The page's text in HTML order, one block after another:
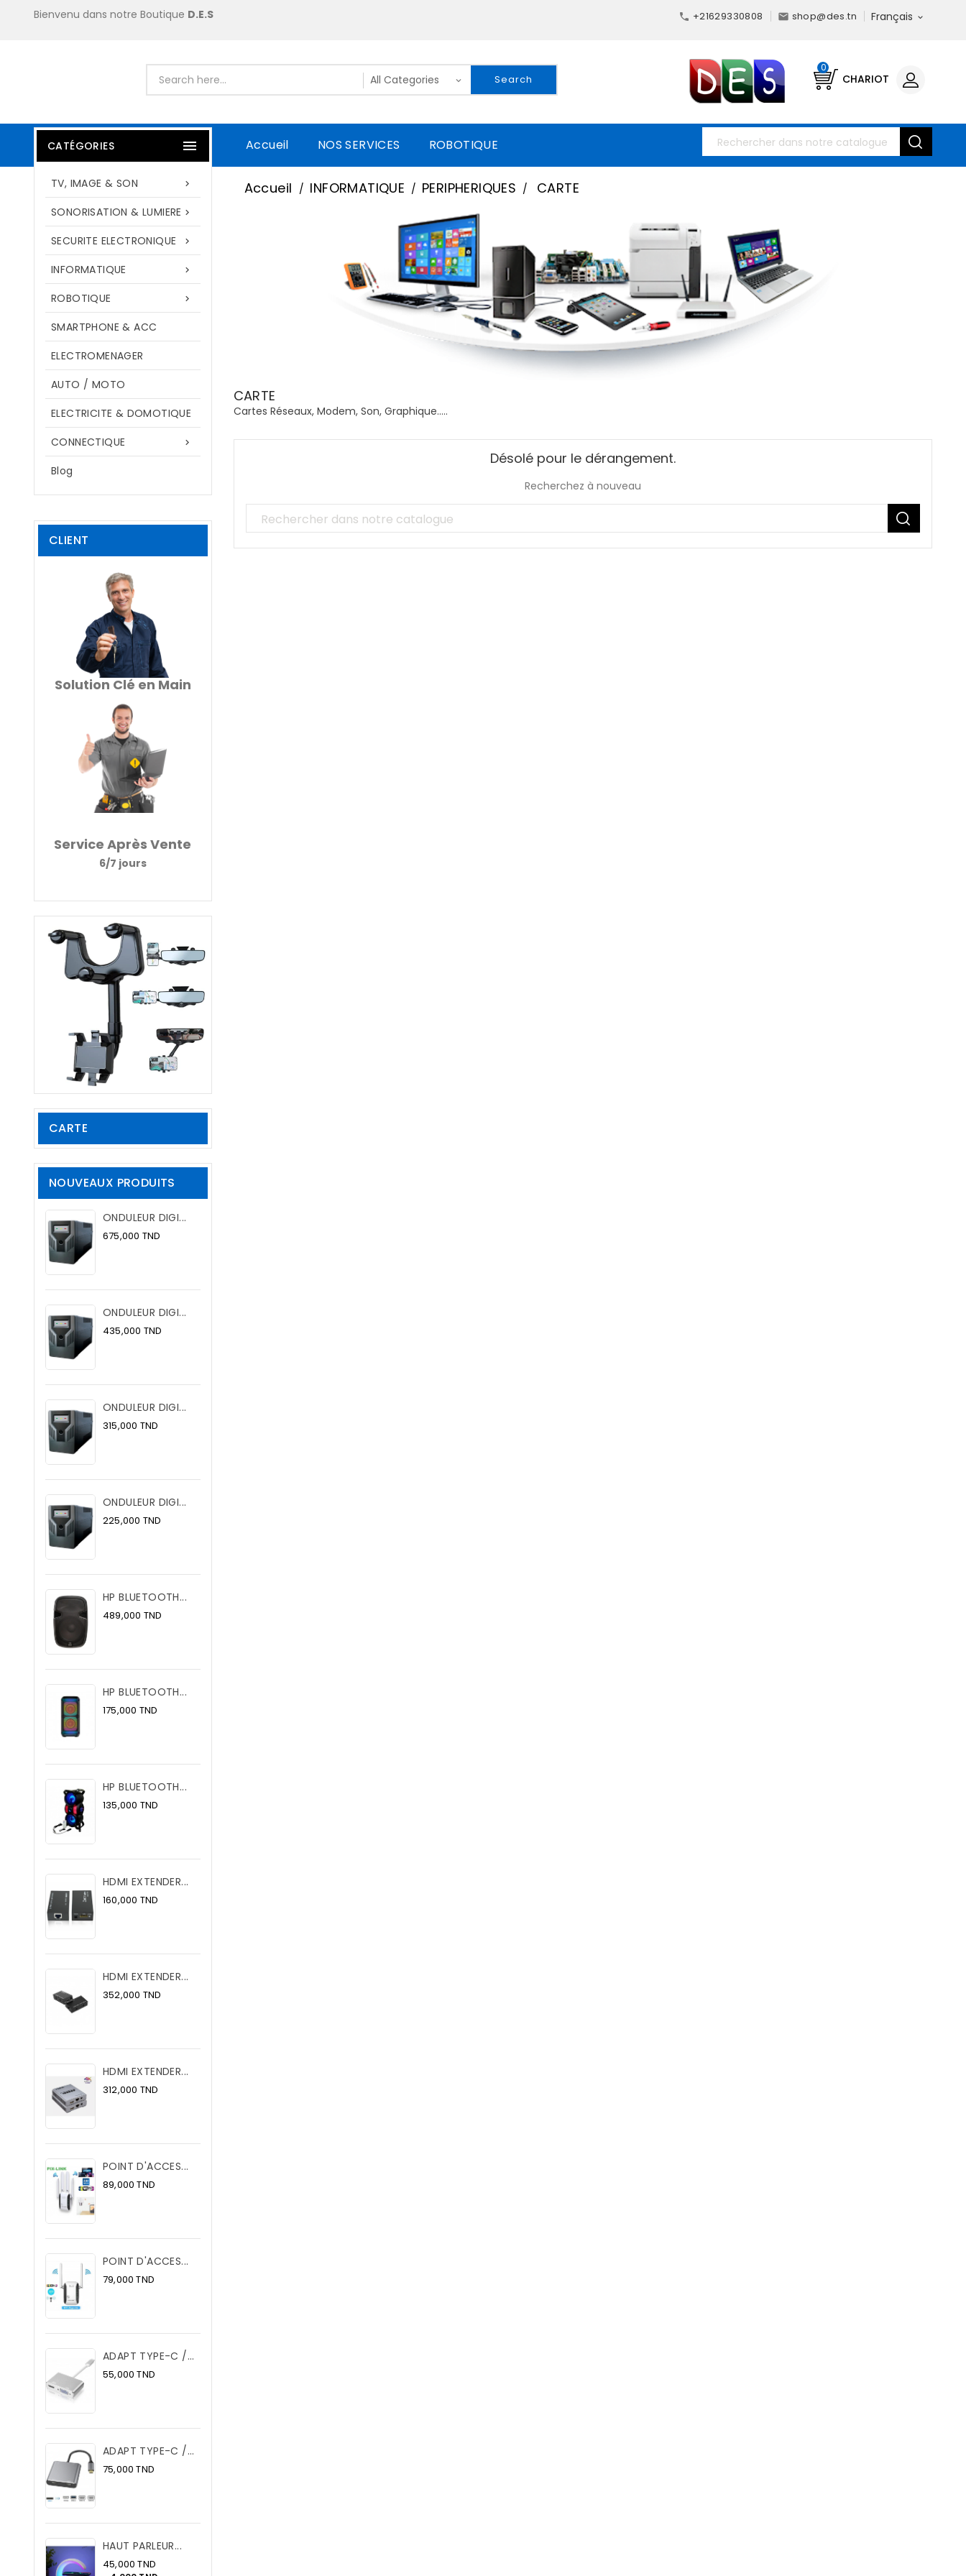
Bienvenu dans notre Boutique D.E.S Français 
 +21629330808  shop@des.tn
Search CHARIOT
0
Accueil NOS SERVICES ROBOTIQUE
CATÉGORIES 

TV, IMAGE & SON

SONORISATION & LUMIERE

SECURITE ELECTRONIQUE

INFORMATIQUE

ROBOTIQUE
SMARTPHONE & ACC
ELECTROMENAGER
AUTO / MOTO
ELECTRICITE & DOMOTIQUE

CONNECTIQUE
Blog
CLIENT
Solution Clé en Main
Service Après Vente
6/7 jours
CARTE
NOUVEAUX PRODUITS
ONDULEUR DIGI...
675,000 TND
ONDULEUR DIGI...
435,000 TND
ONDULEUR DIGI...
315,000 TND
ONDULEUR DIGI...
225,000 TND
HP BLUETOOTH...
489,000 TND
HP BLUETOOTH...
175,000 TND
HP BLUETOOTH...
135,000 TND
HDMI EXTENDER...
160,000 TND
HDMI EXTENDER...
352,000 TND
HDMI EXTENDER...
312,000 TND
POINT D'ACCES...
89,000 TND
POINT D'ACCES...
79,000 TND
ADAPT TYPE-C /...
55,000 TND
ADAPT TYPE-C /...
75,000 TND
HAUT PARLEUR...
45,000 TND
Accueil INFORMATIQUE PERIPHERIQUES CARTE
CARTE
Cartes Réseaux, Modem, Son, Graphique.....
Désolé pour le dérangement.
Recherchez à nouveau